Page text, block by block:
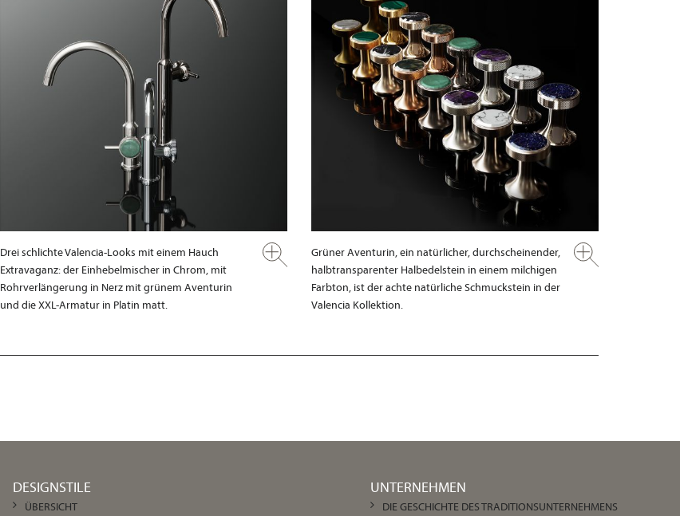
Drei schlichte Valencia-Looks mit einem Hauch
Extravaganz: der Einhebelmischer in Chrom, mit
Rohrverlängerung in Nerz mit grünem Aventurin
und die XXL-Armatur in Platin matt.
Grüner Aventurin, ein natürlicher, durchscheinender,
halbtransparenter Halbedelstein in einem milchigen
Farbton, ist der achte natürliche Schmuckstein in der
Valencia Kollektion.
DESIGNSTILE
ÜBERSICHT
UNTERNEHMEN
DIE GESCHICHTE DES TRADITIONSUNTERNEHMENS